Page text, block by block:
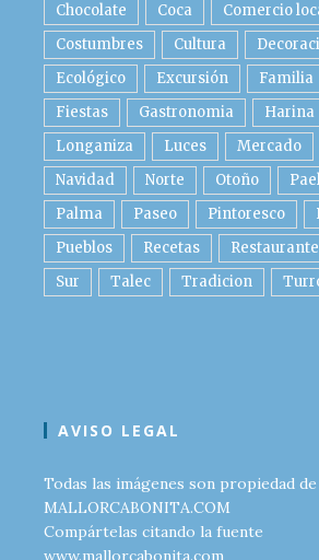
Chocolate
Coca Comercio
Costumbres
Cultura
Ecológico
Excursión Familia
Fiestas
Gastronomia Harina
Longaniza
Luces Mercado
Navidad
Norte Otoño
Palma
Paseo Pintoresco
Pueblos
Recetas Restaurante
Sur
Talec Tradicion
AVISO LEGAL
Todas las imágenes son propiedad
MALLORCABONITA.COM
Compártelas citando la fuente
www.mallorcabonita.com